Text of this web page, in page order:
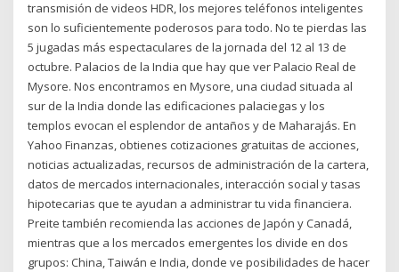
transmisión de videos HDR, los mejores teléfonos inteligentes
son lo suficientemente poderosos para todo. No te pierdas las
5 jugadas más espectaculares de la jornada del 12 al 13 de
octubre. Palacios de la India que hay que ver Palacio Real de
Mysore. Nos encontramos en Mysore, una ciudad situada al
sur de la India donde las edificaciones palaciegas y los
templos evocan el esplendor de antaños y de Maharajás. En
Yahoo Finanzas, obtienes cotizaciones gratuitas de acciones,
noticias actualizadas, recursos de administración de la cartera,
datos de mercados internacionales, interacción social y tasas
hipotecarias que te ayudan a administrar tu vida financiera.
Preite también recomienda las acciones de Japón y Canadá,
mientras que a los mercados emergentes los divide en dos
grupos: China, Taiwán e India, donde ve posibilidades de hacer